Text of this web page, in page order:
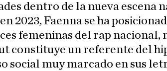
dentro de la nueva escena
2023, Faenna se ha
femeninas del rap nacional,
constituye un referente del
social muy marcado en sus